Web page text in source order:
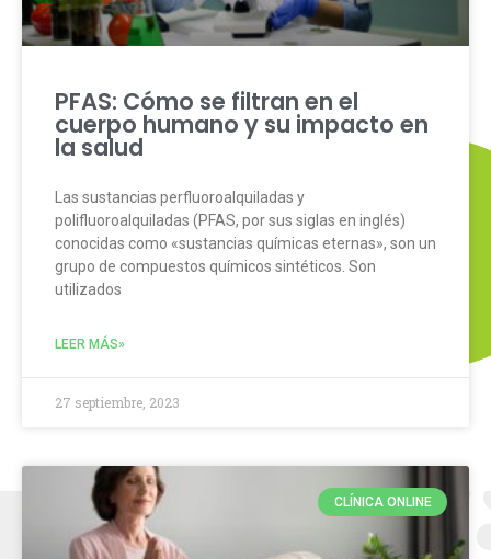
PFAS: Cómo se filtran en el
cuerpo humano y su impacto en
la salud
Las sustancias perfluoroalquiladas y
polifluoroalquiladas (PFAS, por sus siglas en inglés)
conocidas como «sustancias químicas eternas», son un
grupo de compuestos químicos sintéticos. Son
utilizados
LEER MÁS»
27 septiembre, 2023
CLÍNICA ONLINE